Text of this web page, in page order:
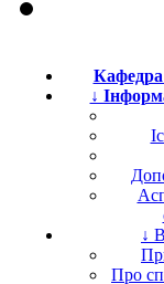
Кафедра
↓
↓
Про